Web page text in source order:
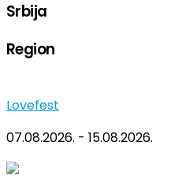
Srbija
Region
Lovefest
07.08.2026. - 15.08.2026.